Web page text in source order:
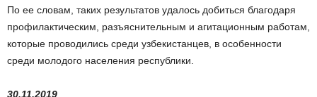
По ее словам, таких результатов удалось добиться благодаря
профилактическим, разъяснительным и агитационным работам,
которые проводились среди узбекистанцев, в особенности
среди молодого населения республики.
30.11.2019